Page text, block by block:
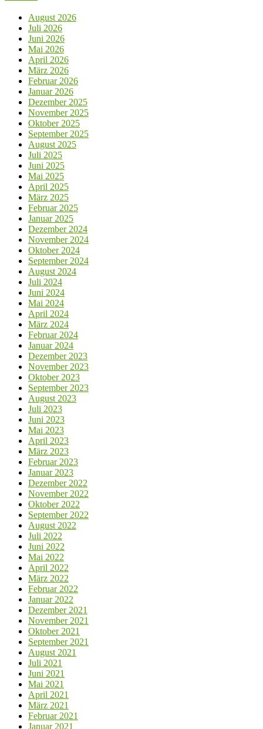
August 2026
Juli 2026
Juni 2026
Mai 2026
April 2026
März 2026
Februar 2026
Januar 2026
Dezember 2025
November 2025
Oktober 2025
September 2025
August 2025
Juli 2025
Juni 2025
Mai 2025
April 2025
März 2025
Februar 2025
Januar 2025
Dezember 2024
November 2024
Oktober 2024
September 2024
August 2024
Juli 2024
Juni 2024
Mai 2024
April 2024
März 2024
Februar 2024
Januar 2024
Dezember 2023
November 2023
Oktober 2023
September 2023
August 2023
Juli 2023
Juni 2023
Mai 2023
April 2023
März 2023
Februar 2023
Januar 2023
Dezember 2022
November 2022
Oktober 2022
September 2022
August 2022
Juli 2022
Juni 2022
Mai 2022
April 2022
März 2022
Februar 2022
Januar 2022
Dezember 2021
November 2021
Oktober 2021
September 2021
August 2021
Juli 2021
Juni 2021
Mai 2021
April 2021
März 2021
Februar 2021
Januar 2021